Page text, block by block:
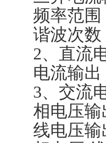
频率范围
谐波次
2、直流
电流输
3、交流
相电压输
线电压输